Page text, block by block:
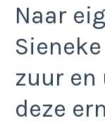
Naar
zuur
deze